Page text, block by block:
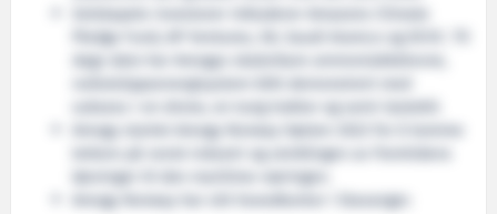
Selskapets investorer inkluderer Amazons Climate
Pledge Fund, AP Ventures, SK, Saudi Aramco og DCVC. Til
dags dato har Amogys skalerbare ammoniakkdrevne,
nullutslippsenergisystem blitt demonstrert med
suksess i en drone, en tung traktor og semi-lastebil.
Amogy startet Amogy Norway høsten 2022 for å komme
tettere på norsk industri og utviklingen av fremtidens
løsninger til den maritime næringen.
Amogy Norway har sitt hovedkontor i Stavanger.